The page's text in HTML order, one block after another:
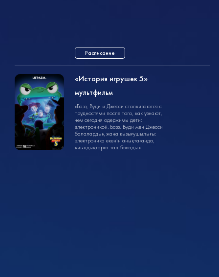
Расписание
мультфильм
1ч. 30мин.
6+
«История игрушек 5»
мультфильм
«Базз, Вуди и Джесси сталкиваются с
трудностями после того, как узнают,
чем сегодня одержимы дети:
электроникой. Базз, Вуди мен Джесси
балалардың жаңа қызығушылығы:
электроника екенін анықтағанда,
қиындықтарға тап болады.»